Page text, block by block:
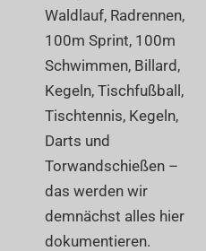
Waldlauf, Radrennen,
100m Sprint, 100m
Schwimmen, Billard,
Kegeln, Tischfußball,
Tischtennis, Kegeln,
Darts und
Torwandschießen –
das werden wir
demnächst alles hier
dokumentieren.